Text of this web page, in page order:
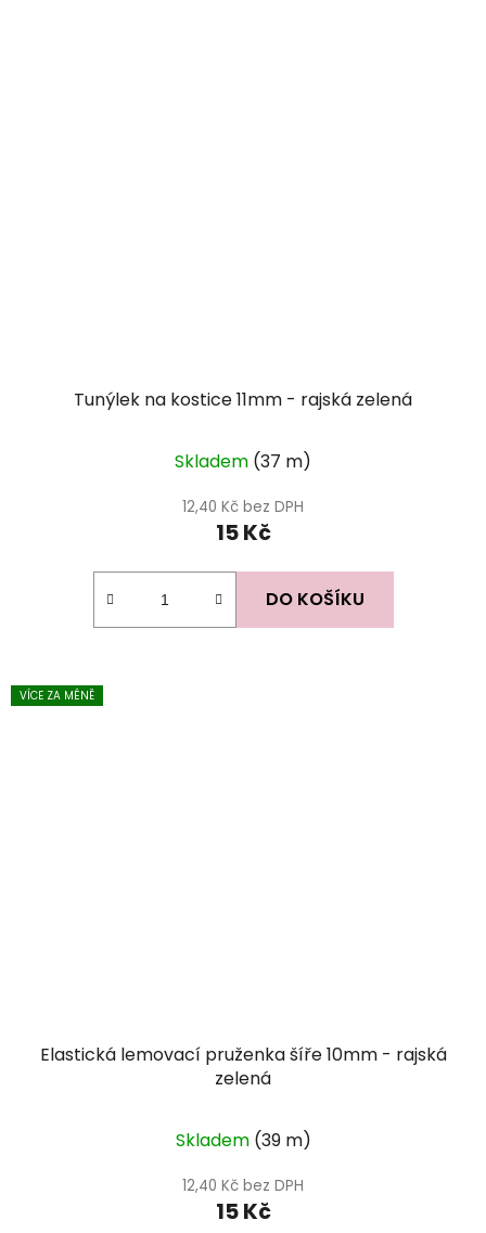
Tunýlek na kostice 11mm - rajská zelená
Skladem (37 m)
12,40 Kč bez DPH
15 Kč
DO KOŠÍKU
VÍCE ZA MÉNĚ
Elastická lemovací pruženka šíře 10mm - rajská
zelená
Skladem (39 m)
12,40 Kč bez DPH
15 Kč